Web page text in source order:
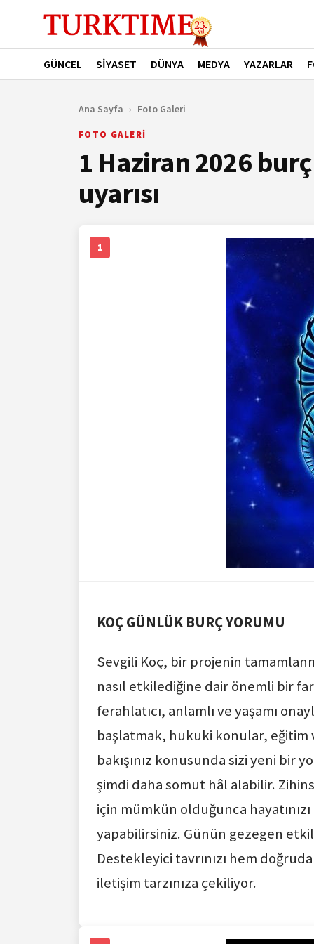
GÜNCEL SİYASET DÜNYA MEDYA YAZARLAR
Ana Sayfa › Foto Galeri
FOTO GALERİ
1 Haziran 2026
uyarısı
1
KOÇ GÜNLÜK BURÇ YORUMU
Sevgili Koç, bir projenin
nasıl etkilediğine dair önemli bir
ferahlatıcı, anlamlı ve yaşamı
başlatmak, hukuki konular, eğitim
bakışınız konusunda sizi yeni bir
şimdi daha somut hâl alabilir.
için mümkün olduğunca
yapabilirsiniz. Günün gezegen
Destekleyici tavrınızı hem
iletişim tarzınıza çekiliyor.